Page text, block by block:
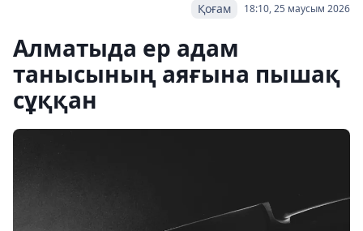
18:10, 25 маусым 2026
Қоғам
Алматыда ер адам
танысының аяғына пышақ
сұққан